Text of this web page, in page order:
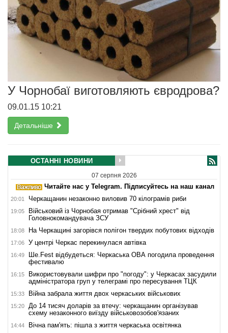
У Чорнобаї виготовляють євродрова?
09.01.15 10:21
Детальніше
ОСТАННІ НОВИНИ
07 серпня 2026
Читайте нас у Telegram. Підписуйтесь на наш канал
20:01 Черкащанин незаконно виловив 70 кілограмів риби
19:05
Військовий із Чорнобая отримав "Срібний хрест" від
Головнокомандувача ЗСУ
18:08 На Черкащині загорівся полігон твердих побутових відходів
17:06 У центрі Черкас перекинулася автівка
16:49
Ше.Fest відбудеться: Черкаська ОВА погодила проведення
фестивалю
16:15
Використовували шифри про "погоду": у Черкасах засудили
адміністратора груп у телеграмі про пересування ТЦК
15:33 Війна забрала життя двох черкаських військових
15:20
До 14 тисяч доларів за втечу: черкащанин організував
схему незаконного виїзду військовозобов'язаних
14:44 Вічна пам'ять: пішла з життя черкаська освітянка